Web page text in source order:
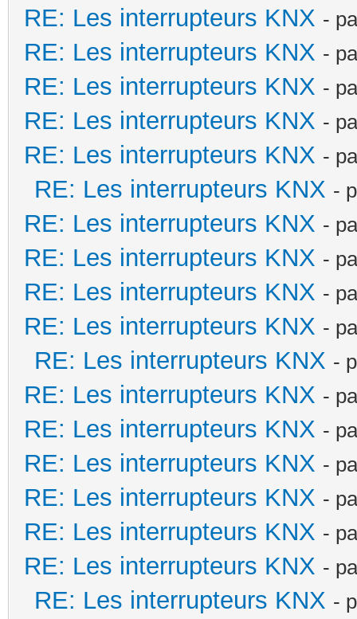
RE: Les interrupteurs KNX -
RE: Les interrupteurs KNX -
RE: Les interrupteurs KNX -
RE: Les interrupteurs KNX -
RE: Les interrupteurs KNX -
RE: Les interrupteurs KNX -
RE: Les interrupteurs KNX -
RE: Les interrupteurs KNX -
RE: Les interrupteurs KNX -
RE: Les interrupteurs KNX -
RE: Les interrupteurs KNX -
RE: Les interrupteurs KNX -
RE: Les interrupteurs KNX -
RE: Les interrupteurs KNX -
RE: Les interrupteurs KNX -
RE: Les interrupteurs KNX -
RE: Les interrupteurs KNX -
RE: Les interrupteurs KNX -